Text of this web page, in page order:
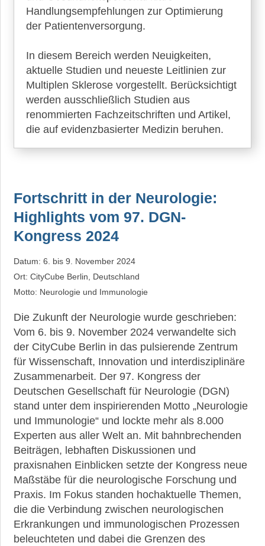
Handlungsempfehlungen zur Optimierung
der Patientenversorgung.
In diesem Bereich werden Neuigkeiten,
aktuelle Studien und neueste Leitlinien zur
Multiplen Sklerose vorgestellt. Berücksichtigt
werden ausschließlich Studien aus
renommierten Fachzeitschriften und Artikel,
die auf evidenzbasierter Medizin beruhen.
Fortschritt in der Neurologie:
Highlights vom 97. DGN-
Kongress 2024
Datum: 6. bis 9. November 2024
Ort: CityCube Berlin, Deutschland
Motto: Neurologie und Immunologie
Die Zukunft der Neurologie wurde geschrieben:
Vom 6. bis 9. November 2024 verwandelte sich
der CityCube Berlin in das pulsierende Zentrum
für Wissenschaft, Innovation und interdisziplinäre
Zusammenarbeit. Der 97. Kongress der
Deutschen Gesellschaft für Neurologie (DGN)
stand unter dem inspirierenden Motto „Neurologie
und Immunologie“ und lockte mehr als 8.000
Experten aus aller Welt an. Mit bahnbrechenden
Beiträgen, lebhaften Diskussionen und
praxisnahen Einblicken setzte der Kongress neue
Maßstäbe für die neurologische Forschung und
Praxis. Im Fokus standen hochaktuelle Themen,
die die Verbindung zwischen neurologischen
Erkrankungen und immunologischen Prozessen
beleuchteten und dabei die Grenzen des
Medikamente
Gesundheit
►
Suche